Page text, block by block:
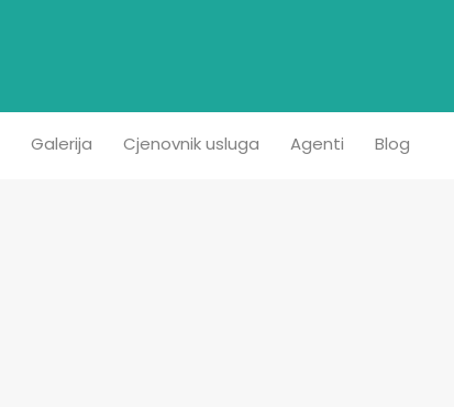
Galerija Cjenovnik usluga Agenti Blog